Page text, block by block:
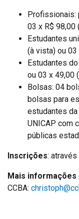
Profissionais:
03 x R$
Estudantes
(à vista) ou
Estudantes
ou 03 x
Bolsas: 04
bolsas para
estudantes da
UNICAP com
públicas
Inscrições: através
Mais informações
CCBA: